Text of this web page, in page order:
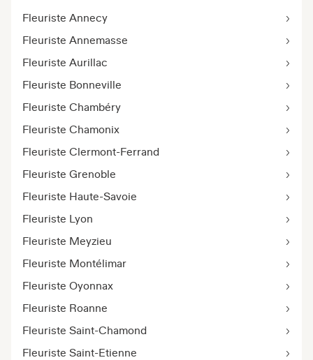
Fleuriste Annecy
Fleuriste Annemasse
Fleuriste Aurillac
Fleuriste Bonneville
Fleuriste Chambéry
Fleuriste Chamonix
Fleuriste Clermont-Ferrand
Fleuriste Grenoble
Fleuriste Haute-Savoie
Fleuriste Lyon
Fleuriste Meyzieu
Fleuriste Montélimar
Fleuriste Oyonnax
Fleuriste Roanne
Fleuriste Saint-Chamond
Fleuriste Saint-Etienne